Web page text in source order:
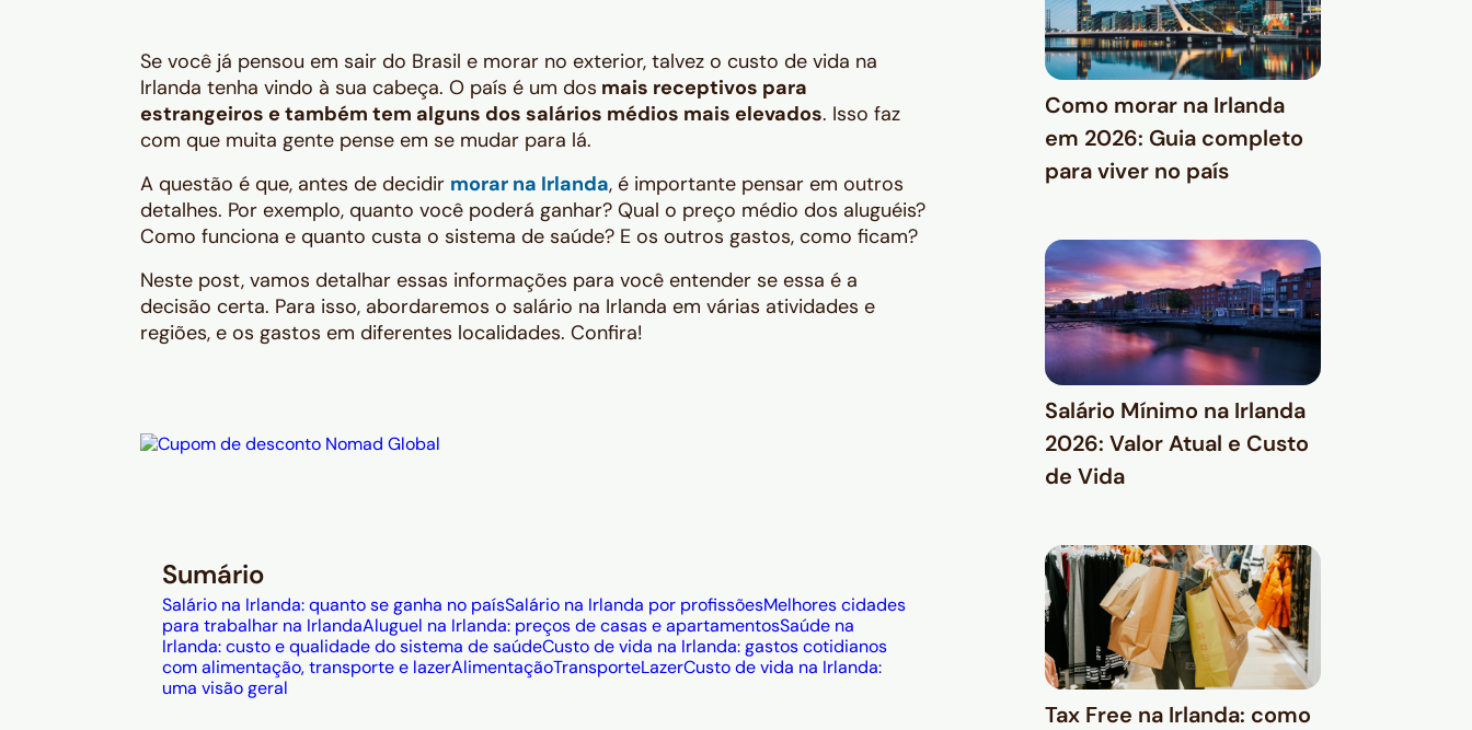
Se você já pensou em sair do Brasil e morar no exterior, talvez o custo de vida na
Irlanda tenha vindo à sua cabeça. O país é um dos mais receptivos para
estrangeiros e também tem alguns dos salários médios mais elevados. Isso faz
com que muita gente pense em se mudar para lá.
A questão é que, antes de decidir morar na Irlanda, é importante pensar em outros
detalhes. Por exemplo, quanto você poderá ganhar? Qual o preço médio dos aluguéis?
Como funciona e quanto custa o sistema de saúde? E os outros gastos, como ficam?
Neste post, vamos detalhar essas informações para você entender se essa é a
decisão certa. Para isso, abordaremos o salário na Irlanda em várias atividades e
regiões, e os gastos em diferentes localidades. Confira!
Sumário
Salário na Irlanda: quanto se ganha no paísSalário na Irlanda por profissõesMelhores cidades
para trabalhar na IrlandaAluguel na Irlanda: preços de casas e apartamentosSaúde na
Irlanda: custo e qualidade do sistema de saúdeCusto de vida na Irlanda: gastos cotidianos
com alimentação, transporte e lazerAlimentaçãoTransporteLazerCusto de vida na Irlanda:
uma visão geral
Como morar na Irlanda
em 2026: Guia completo
para viver no país
Salário Mínimo na Irlanda
2026: Valor Atual e Custo
de Vida
Tax Free na Irlanda: como